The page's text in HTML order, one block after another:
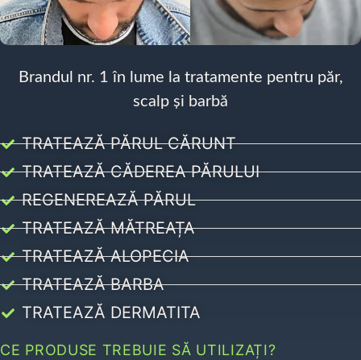
Brandul nr. 1 în lume la tratamente pentru păr,
scalp și barbă
TRATEAZĂ PĂRUL CĂRUNT
TRATEAZĂ CĂDEREA PĂRULUI
REGENEREAZĂ PĂRUL
TRATEAZĂ MĂTREAȚA
TRATEAZĂ ALOPECIA
TRATEAZĂ BARBA
TRATEAZĂ DERMATITA
CE PRODUSE TREBUIE SĂ UTILIZAȚI?